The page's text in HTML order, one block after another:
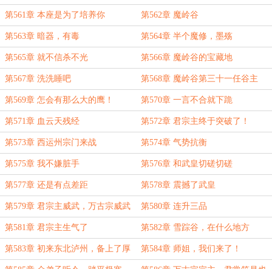
第561章 本座是为了培养你 第562章 魔岭谷
第563章 暗器，有毒 第564章 半个魔修，墨殇
第565章 就不信杀不光 第566章 魔岭谷的宝藏地
第567章 洗洗睡吧 第568章 魔岭谷第三十一任谷主
第569章 怎会有那么大的鹰！ 第570章 一言不合就下跪
第571章 血云天残经 第572章 君宗主终于突破了！
第573章 西运州宗门来战 第574章 气势抗衡
第575章 我不嫌脏手 第576章 和武皇切磋切磋
第577章 还是有点差距 第578章 震撼了武皇
第579章 君宗主威武，万古宗威武 第580章 连升三品
第581章 君宗主生气了 第582章 雪踪谷，在什么地方
第583章 初来东北泸州，备上了厚 第584章 师姐，我们来了！